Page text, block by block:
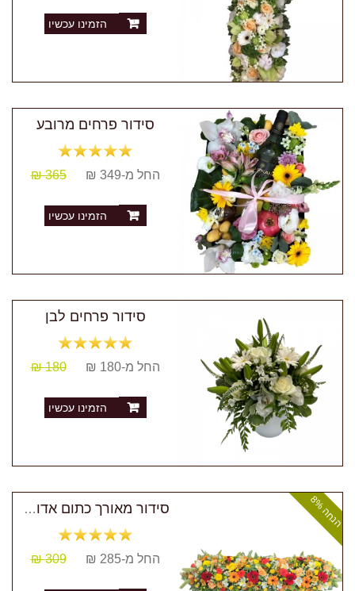
הזמינו עכשיו
סידור פרחים מרובע
החל מ-349 ₪ 365 ₪
הזמינו עכשיו
סידור פרחים לבן
החל מ-180 ₪ 180 ₪
הזמינו עכשיו
ה
נ
ח
ה
8
% סידור מאורך כתום אדום צהוב
החל מ-285 ₪ 309 ₪